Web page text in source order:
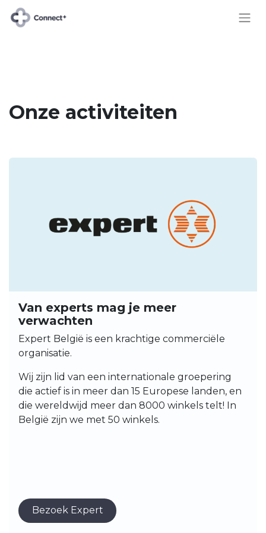
Onze activiteiten
Van experts mag je meer
verwachten
Expert België is een krachtige commerciële
organisatie.
Wij zijn lid van een internationale groepering
die actief is in meer dan 15 Europese landen, en
die wereldwijd meer dan 8000 winkels telt! In
België zijn we met 50 winkels.
Bezoek Expert